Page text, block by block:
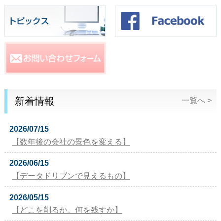
新着情報 一覧へ >
2026/07/15
【数年後の会社の景色を変える】
2026/06/15
【データドリブンで見えるもの】
2026/05/15
【どこを削るか。何を残すか】